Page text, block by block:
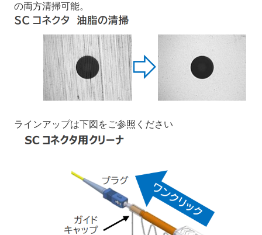
の両方清掃可能。
ラインアップは下図をご参照ください